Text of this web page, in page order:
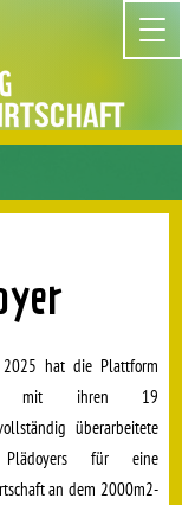
hat die Plattform
mit ihren 19
überarbeitete
für eine
an dem 2000m2-